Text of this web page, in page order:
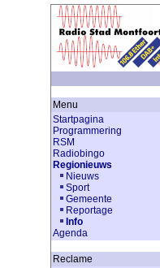
Menu
Startpagina
Programmering
RSM
Radiobingo
Regionieuws
Nieuws
Sport
Gemeente
Reportage
Info
Agenda
Reclame